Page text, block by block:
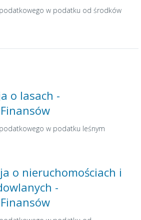
w podatku od środków
o lasach -
w podatku leśnym
o nieruchomościach i
-